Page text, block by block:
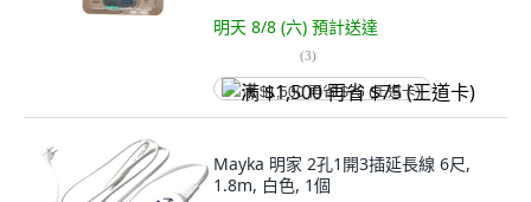
明天 8/8 (六) 預計送達
(3)
满 $1,500 再省 $75 (王道卡)
Mayka 明家 2孔1開3插延長線 6尺,
1.8m, 白色, 1個